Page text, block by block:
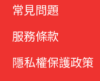
常見問題
服務條款
隱私權保護政策